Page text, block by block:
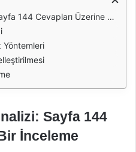
Cevapları Üzerine Bir İnceleme
Yöntemleri
Sayfa 144
İnceleme